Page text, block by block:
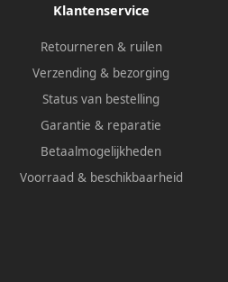
Klantenservice
Retourneren & ruilen
Verzending & bezorging
Status van bestelling
Garantie & reparatie
Betaalmogelijkheden
Voorraad & beschikbaarheid